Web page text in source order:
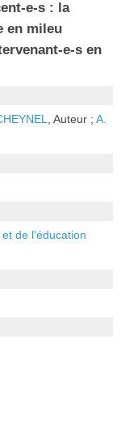
e-s : la
en mileu
e-s en
, Auteur ; A.
de l'éducation